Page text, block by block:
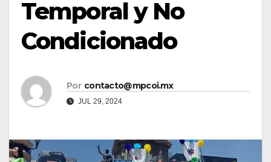
Temporal y No
Condicionado
Por contacto@mpcoi.mx
JUL 29, 2024